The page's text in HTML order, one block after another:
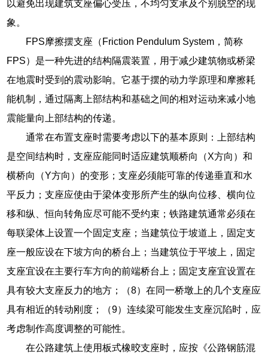
以避免出现建筑支座偏心受压，不均匀支承及个别脱空的现
象。
FPS摩擦摆支座（Friction Pendulum System，简称
FPS）是一种先进的结构隔震装置，用于减少建筑物或桥梁
在地震时受到的震动影响。它基于摆的动力学原理和摩擦耗
能机制，通过隔离上部结构和基础之间的相对运动来减小地
震能量向上部结构的传递。
通常在布置支座时需要考虑以下的基本原则：上部结构
是空间结构时，支座应能同时适应建筑顺桥向（X方向）和
横桥向（Y方向）的变形；支座必须能可靠的传递垂直和水
平反力；支座应使由于梁体变形所产生的纵向位移、横向位
移和纵、恒向转角应尽可能不受约束；铁路建筑通常必须在
每联梁体上设置一个固定支座；当建筑位于坡道上，固定支
座一般应设在下坡方向的桥台上；当建筑位于平坡上，固定
支座宜设在主要行车方向的前端桥台上；固定支座宜设置在
具有较大支座反力的地方；（8）在同一桥墩上的几个支座应
具有相近的转动刚度；（9）连续梁可能发生支座沉陷时，应
考虑制作高度调整的可能性。
在公路建筑上使用板式橡晈支座时，应按《公路钢筋混